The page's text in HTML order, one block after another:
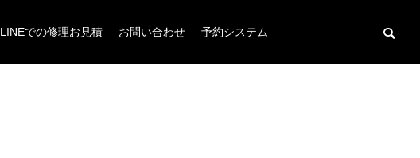
LINEでの修理お見積 お問い合わせ 予約システム